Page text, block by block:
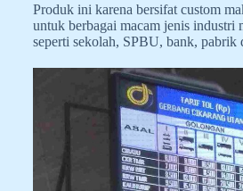
Produk ini karena bersifat custom
untuk berbagai macam jenis industri
seperti sekolah, SPBU, bank, pabrik